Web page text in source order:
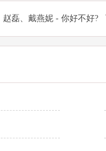
赵磊、戴燕妮 - 你好不好?